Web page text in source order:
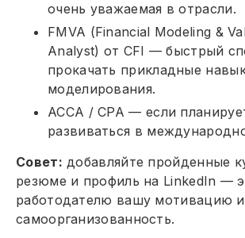
очень уважаемая в отрасли.
FMVA (Financial Modeling &
Analyst) от CFI — быстрый
прокачать прикладные
моделирования.
ACCA / CPA — если
развиваться в
Совет: добавляйте пройденные
резюме и профиль на LinkedIn —
работодателю вашу мотивацию и
самоорганизованность.